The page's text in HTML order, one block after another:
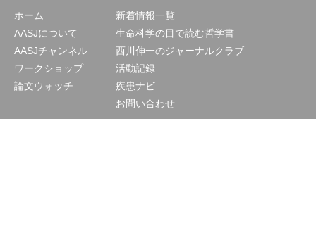
ホーム
AASJについて
AASJチャンネル
ワークショップ
論文ウォッチ
新着情報一覧
生命科学の目で読む哲学書
西川伸一のジャーナルクラブ
活動記録
疾患ナビ
お問い合わせ